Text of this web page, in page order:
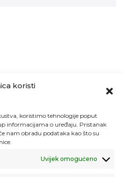
koristi
koristimo tehnologije poput
informacijama o uređaju. Pristanak
nam obradu podataka kao što su
Uvijek omogućeno